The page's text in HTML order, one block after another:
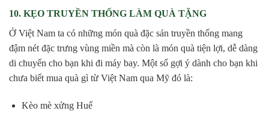
10. KẸO TRUYỀN THỐNG LÀM QUÀ TẶNG
Ở Việt Nam ta có những món quà đặc sản truyền thống mang
đậm nét đặc trưng vùng miền mà còn là món quà tiện lợi, dễ dàng
di chuyển cho bạn khi đi máy bay. Một số gợi ý dành cho bạn khi
chưa biết mua quà gì từ Việt Nam qua Mỹ đó là:
Kèo mè xửng Huế